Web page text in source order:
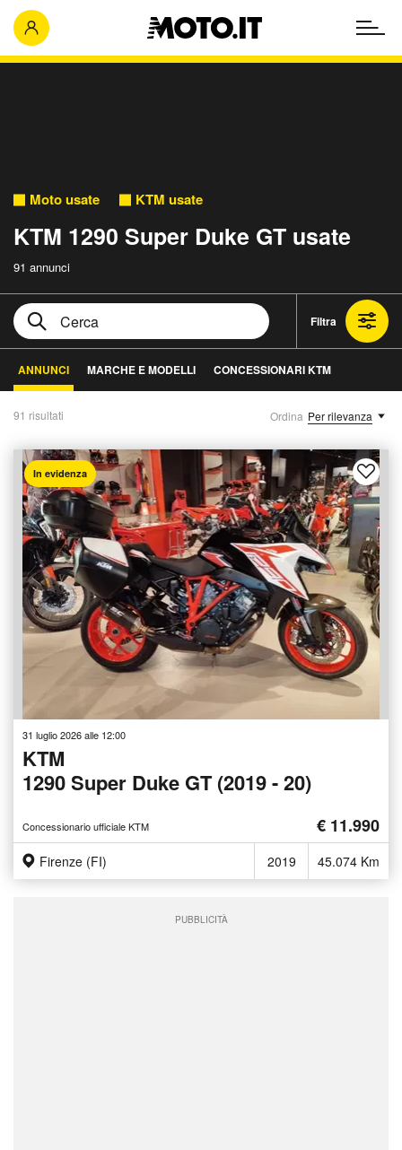
Moto usate KTM usate
KTM 1290 Super Duke GT usate
91 annunci
Filtra
ANNUNCI MARCHE E MODELLI CONCESSIONARI KTM
91 risultati Ordina Per rilevanza
In evidenza
31 luglio 2026 alle 12:00
KTM
1290 Super Duke GT (2019 - 20)
Concessionario ufficiale KTM € 11.990
Firenze (FI) 2019 45.074 Km
PUBBLICITÀ